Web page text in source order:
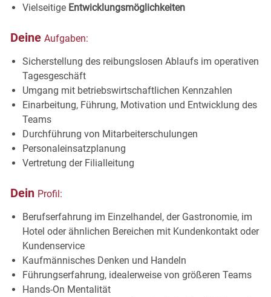
Vielseitige Entwicklungsmöglichkeiten
Deine Aufgaben:
Sicherstellung des reibungslosen Ablaufs im operativen
Tagesgeschäft
Umgang mit betriebswirtschaftlichen Kennzahlen
Einarbeitung, Führung, Motivation und Entwicklung des
Teams
Durchführung von Mitarbeiterschulungen
Personaleinsatzplanung
Vertretung der Filialleitung
Dein Profil:
Berufserfahrung im Einzelhandel, der Gastronomie, im
Hotel oder ähnlichen Bereichen mit Kundenkontakt oder
Kundenservice
Kaufmännisches Denken und Handeln
Führungserfahrung, idealerweise von größeren Teams
Hands-On Mentalität